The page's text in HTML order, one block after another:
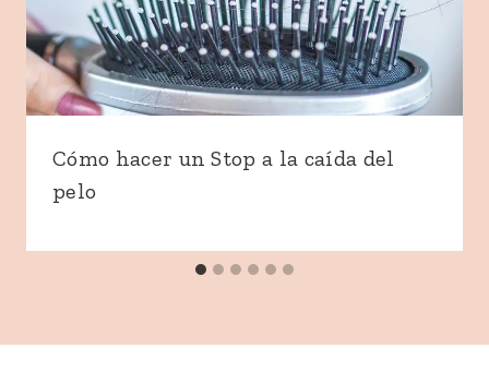
Cómo hacer un Stop a la caída del
pelo